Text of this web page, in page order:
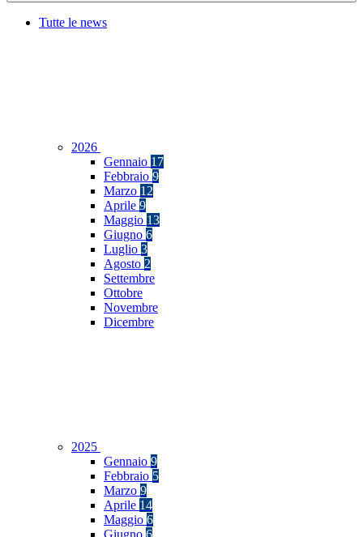
Tutte le news
2026
Gennaio 17
Febbraio 9
Marzo 12
Aprile 9
Maggio 13
Giugno 6
Luglio 3
Agosto 2
Settembre
Ottobre
Novembre
Dicembre
2025
Gennaio 9
Febbraio 5
Marzo 9
Aprile 14
Maggio 6